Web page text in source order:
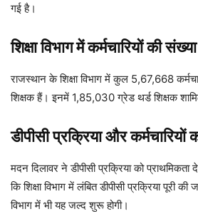
गई है।
शिक्षा विभाग में कर्मचारियों की संख्या
राजस्थान के शिक्षा विभाग में कुल 5,67,668
शिक्षक हैं। इनमें 1,85,030 ग्रेड थर्ड शिक्षक
डीपीसी प्रक्रिया और कर्मचारियों
मदन दिलावर ने डीपीसी प्रक्रिया को
कि शिक्षा विभाग में लंबित डीपीसी प्रक्रिया पूरी
विभाग में भी यह जल्द शुरू होगी।